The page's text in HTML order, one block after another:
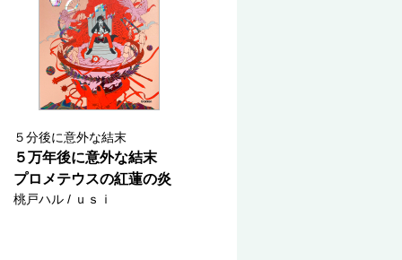
５分後に意外な結末
５万年後に意外な結末
プロメテウスの紅蓮の炎
桃戸ハル / ｕｓｉ